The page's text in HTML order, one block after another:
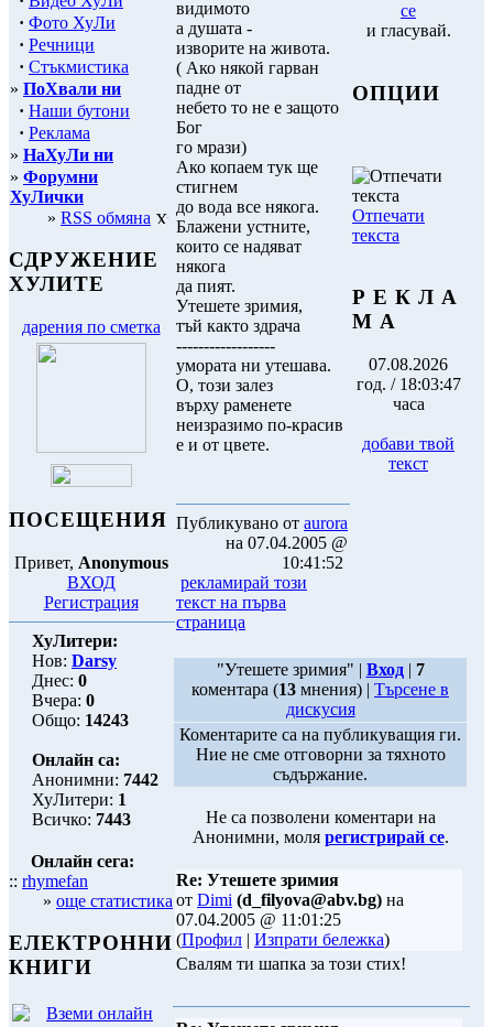
· Фото ХуЛи
· Речници
· Стъкмистика
» ПоХвали ни
· Наши бутони
· Реклама
» НаХуЛи ни
» Форумни
ХуЛички
» RSS обмяна
СДРУЖЕНИЕ
ХУЛИТЕ
дарения по сметка
ПОСЕЩЕНИЯ
Привет, Anonymous
ВХОД
Регистрация
ХуЛитери:
Нов: Darsy
Днес: 0
Вчера: 0
Общо: 14243
Онлайн са:
Анонимни: 7442
ХуЛитери: 1
Всичко: 7443
Онлайн сега:
:: rhymefan
» още статистика
ЕЛЕКТРОННИ
КНИГИ
видимото
а душата -
изворите на живота.
( Ако някой гарван
падне от
небето то не е защото
Бог
го мрази)
Ако копаем тук ще
стигнем
до вода все някога.
Блажени устните,
които се надяват
някога
да пият.
Утешете зримия,
тъй както здрача
------------------
умората ни утешава.
О, този залез
върху раменете
неизразимо по-красив
е и от цвете.
Публикувано от aurora
на 07.04.2005 @
10:41:52
рекламирай този
текст на първа
страница
се
и гласувай.
ОПЦИИ
Отпечати
текста
Р Е К Л А
М А
07.08.2026
год. / 18:03:47
часа
добави твой
текст
"Утешете зримия" | Вход| 7
коментара (13 мнения) | Търсене в
дискусия
Коментарите са на публикуващия ги.
Ние не сме отговорни за тяхното
съдържание.
Не са позволени коментари на
Анонимни, моля регистрирай се.
Re: Утешете зримия
от Dimi (d_filyova@abv.bg) на
07.04.2005 @ 11:01:25
(Профил | Изпрати бележка)
Свалям ти шапка за този стих!